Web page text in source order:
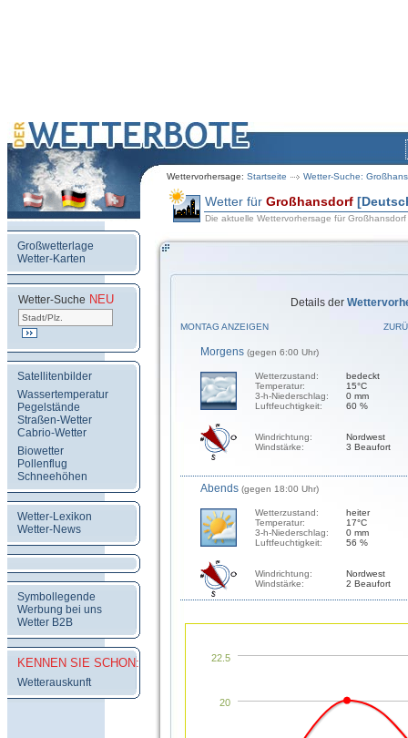
Wettervorhersage: Startseite Wetter-Suche:
Großwetterlage
Wetter-Karten
Wetter-Suche NEU
Satellitenbilder
Wassertemperatur
Pegelstände
Straßen-Wetter
Cabrio-Wetter
Biowetter
Pollenflug
Schneehöhen
Wetter-Lexikon
Wetter-News
Symbollegende
Werbung bei uns
Wetter B2B
KENNEN SIE SCHON:
Wetterauskunft
Wetter für Großhansdorf
Die aktuelle Wettervorhersage für Großhansdorf
Details der
MONTAG ANZEIGEN
Morgens (gegen 6:00 Uhr)
Wetterzustand:
Temperatur:
3-h-Niederschlag:
Luftfeuchtigkeit:
bedeckt
15°C
0 mm
60 %
Windrichtung:
Windstärke:
Nordwest
3 Beaufort
Abends (gegen 18:00 Uhr)
Wetterzustand:
Temperatur:
3-h-Niederschlag:
Luftfeuchtigkeit:
heiter
17°C
0 mm
56 %
Windrichtung:
Windstärke:
Nordwest
2 Beaufort
20
22.5